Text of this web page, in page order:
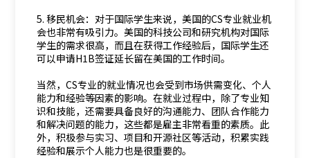
5. 移民机会：对于国际学生来说，美国的CS专业就业机
会也非常有吸引力。美国的科技公司和研究机构对国际
学生的需求很高，而且在获得工作经验后，国际学生还
可以申请H1B签证延长留在美国的工作时间。
当然，CS专业的就业情况也会受到市场供需变化、个人
能力和经验等因素的影响。在就业过程中，除了专业知
识和技能，还需要具备良好的沟通能力、团队合作能力
和解决问题的能力，这些都是雇主非常看重的素质。此
外，积极参与实习、项目和开源社区等活动，积累实践
经验和展示个人能力也是很重要的。